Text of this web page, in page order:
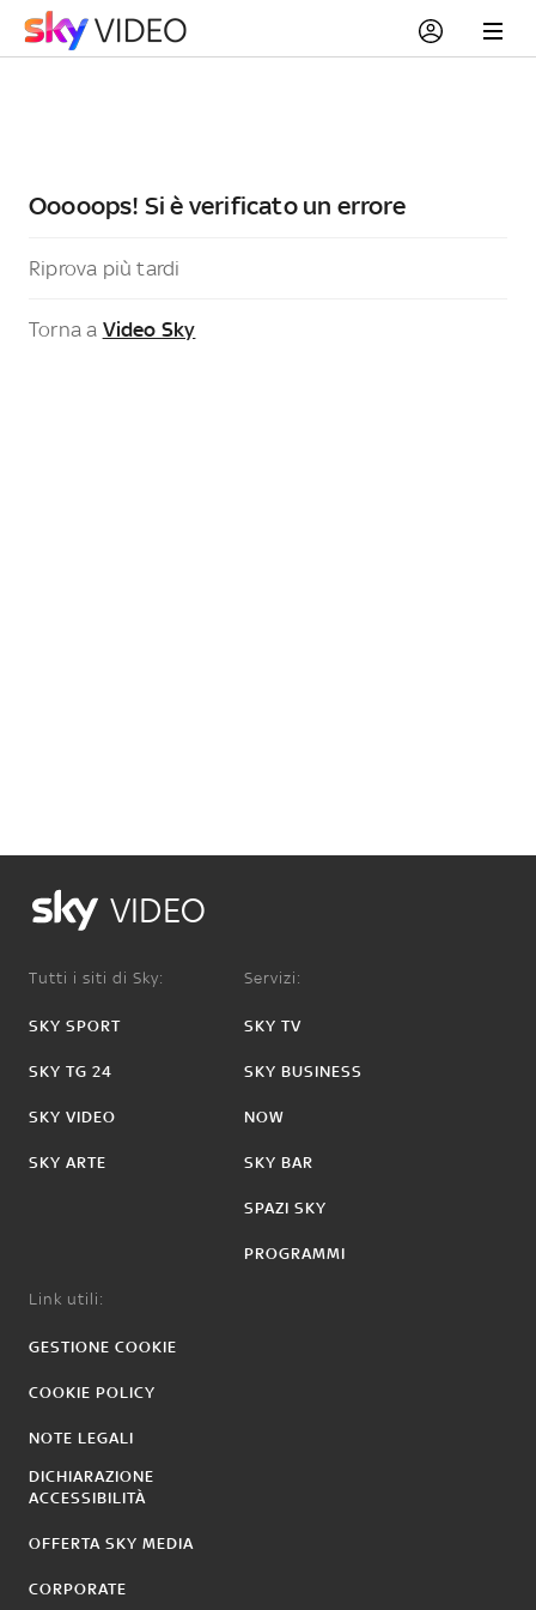
Ooooops! Si è verificato un errore
Riprova più tardi
Torna a Video Sky
VIDEO
Tutti i siti di Sky:
SKY SPORT
SKY TG 24
SKY VIDEO
SKY ARTE
Servizi:
SKY TV
SKY BUSINESS
NOW
SKY BAR
SPAZI SKY
PROGRAMMI
Link utili:
GESTIONE COOKIE
COOKIE POLICY
NOTE LEGALI
DICHIARAZIONE
ACCESSIBILITÀ
OFFERTA SKY MEDIA
CORPORATE